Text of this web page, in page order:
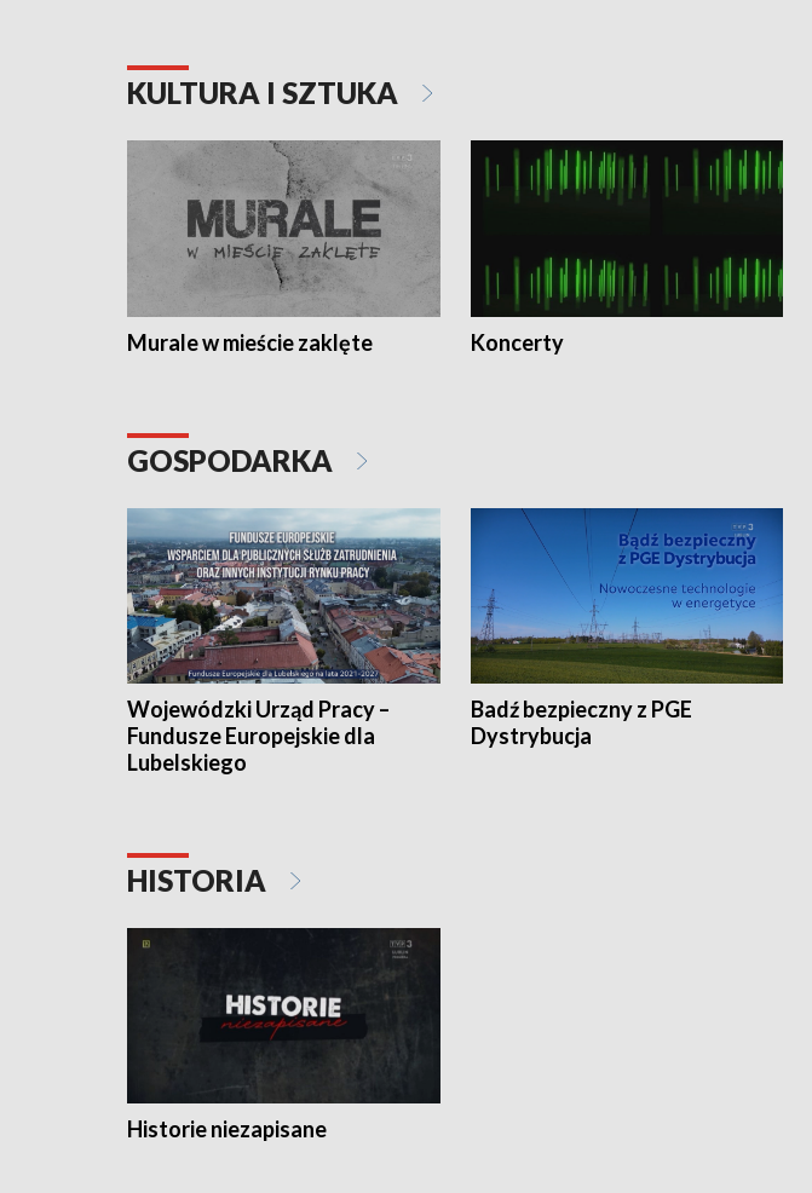
KULTURA I SZTUKA
Murale w mieście zaklęte Koncerty
GOSPODARKA
Wojewódzki Urząd Pracy –
Fundusze Europejskie dla
Lubelskiego
Badź bezpieczny z PGE
Dystrybucja
HISTORIA
Historie niezapisane